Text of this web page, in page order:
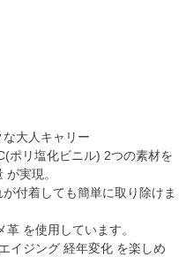
大人キャリー
ポリ塩化ビニル) 2つの素材を
実現。
付着しても簡単に取り除けま
を使用しています。
イジング 経年変化 を楽しめ